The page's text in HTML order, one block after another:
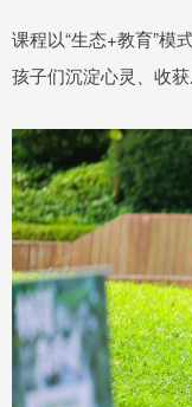
课程以“生态+教育”模
孩子们沉淀心灵、收获